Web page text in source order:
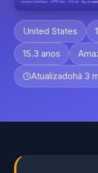
United States
15.3 anos
Atualizadohá 3